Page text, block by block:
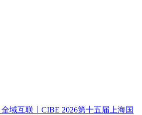
域互联丨CIBE 2026第十五届上海国